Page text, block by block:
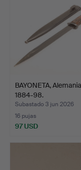
BAYONETA, Alemania
1884-98.
Subastado 3 jun 2026
16 pujas
97 USD